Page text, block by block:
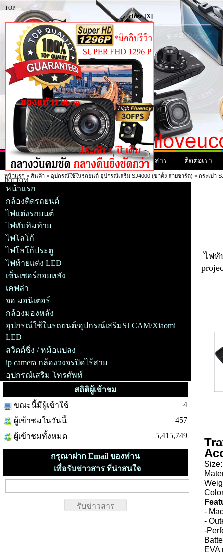
หน้าแรก สินค้า สินค้ามาใหม่ ข่าวสาร ติดต่อเรา
หน้าแรก > สินค้า > อุปกรณ์ใช้ในรถยนต์ อุปกรณ์เสริม SJ4000 (ขาตั้ง สายชาร์ต) > กระเป๋า
หน้าแรก
กล้องติดรถยนต์
ไฟแต่งรถยนต์
ไฟทับทิมท้าย
ไฟโลโก้
ไฟโลโก้ประตู
ไฟท้ายแต่ง LED
เซ็นเซอร์ถอยหลัง
เคฟล่า
จอ มอนิเตอร์
กล้องมองหลัง
อุปกรณ์ใช้ในรถยนต์/อุปกรณ์เสริมSJ CAM/Xiaomi
LED
สวิตต์ชิ่ง / หม้อแปลง
ip camera กล้องวงจรปิดไร้สาย
อุปกรณ์เสริม โทรศัพท์
สถิติผู้เข้าชม
ขณะนี้มีผู้เข้าใช้
4
ผู้เข้าชมในวันนี้
457
ผู้เข้าชมทั้งหมด
5,415,749
กรุณาฝาก Email ของท่าน
เพื่อรับข่าวสาร ที่น่าสนใจ
TOP
close [X]
BOTTOM
ไฟทั
Size:
-
-
-
EVA